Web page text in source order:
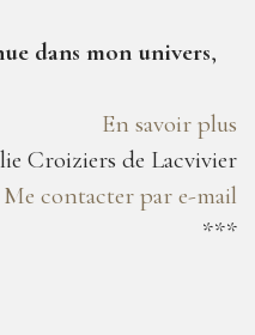
dans mon univers,
En savoir plus
Croiziers de Lacvivier
Me contacter par e-mail
***